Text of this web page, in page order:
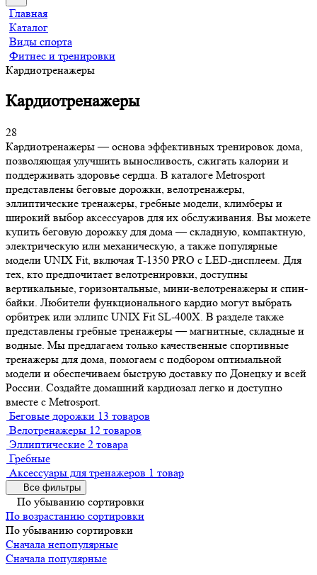
Главная
Каталог
Виды спорта
Фитнес и тренировки
Кардиотренажеры
Кардиотренажеры
28
Кардиотренажеры — основа эффективных тренировок дома,
позволяющая улучшить выносливость, сжигать калории и
поддерживать здоровье сердца. В каталоге Metrosport
представлены беговые дорожки, велотренажеры,
эллиптические тренажеры, гребные модели, климберы и
широкий выбор аксессуаров для их обслуживания. Вы можете
купить беговую дорожку для дома — складную, компактную,
электрическую или механическую, а также популярные
модели UNIX Fit, включая T-1350 PRO с LED-дисплеем. Для
тех, кто предпочитает велотренировки, доступны
вертикальные, горизонтальные, мини-велотренажеры и спин-
байки. Любители функционального кардио могут выбрать
орбитрек или эллипс UNIX Fit SL-400X. В разделе также
представлены гребные тренажеры — магнитные, складные и
водные. Мы предлагаем только качественные спортивные
тренажеры для дома, помогаем с подбором оптимальной
модели и обеспечиваем быструю доставку по Донецку и всей
России. Создайте домашний кардиозал легко и доступно
вместе с Metrosport.
Беговые дорожки 13 товаров
Велотренажеры 12 товаров
Эллиптические 2 товара
Гребные
Аксессуары для тренажеров 1 товар
Все фильтры
По убыванию сортировки
По возрастанию сортировки
По убыванию сортировки
Сначала непопулярные
Сначала популярные